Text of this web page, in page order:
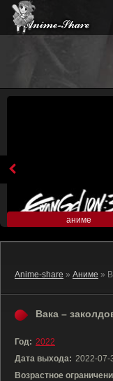
аниме
Anime-share » Аниме
Вака –
Год: 2022
Дата выхода: 2022-07-
Возрастное